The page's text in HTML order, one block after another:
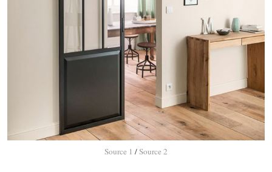
Source 1 /Source 2